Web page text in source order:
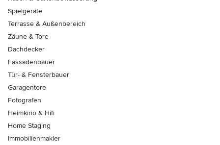
Spielgeräte
Terrasse & Außenbereich
Zäune & Tore
Dachdecker
Fassadenbauer
Tür- & Fensterbauer
Garagentore
Fotografen
Heimkino & Hifi
Home Staging
Immobilienmakler